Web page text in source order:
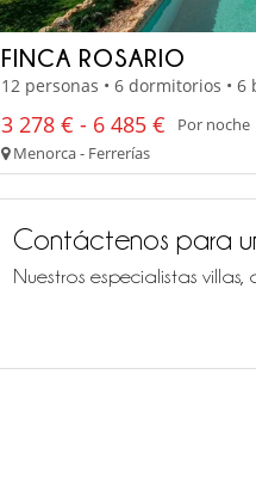
FINCA ROSARIO
12 personas • 6 dormitorios • 6
3 278 € - 6 485 €
Por noche
Menorca - Ferrerías
Contáctenos para
Nuestros especialistas